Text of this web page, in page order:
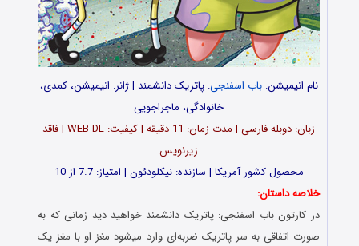
نام انیمیشن:باب اسفنجی: پاتریک دانشمند | ژانر: انیمیشن، کمدی،
خانوادگی، ماجراجویی
زبان: دوبله فارسی | مدت زمان: 11 دقیقه | کیفیت: WEB-DL | فاقد
زیرنویس
محصول کشور آمریکا | سازنده: نیکلودئون | امتیاز: 7.7 از 10
خلاصه داستان:
در کارتون باب اسفنجی: پاتریک دانشمند خواهید دید زمانی که به
صورت اتفاقی به سر پاتریک ضربه‌ای وارد میشود مغز او با مغز یک